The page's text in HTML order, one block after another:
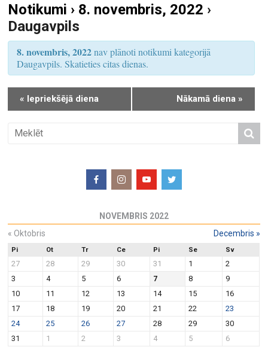
S
e
a
c
h
a
d
s
N
a
v
g
a
t
u
m
s
i
e
N
t
i
o
n
Notikumi › 8. novembris, 2022 ›
Daugavpils
8. novembris, 2022nav plānoti notikumi kategorijā
Daugavpils. Skatieties citas dienas.
« Iepriekšējā diena Nākamā diena »
NOVEMBRIS 2022
« Oktobris Decembris »
Pi Ot Tr Ce Pi Se Sv
27 28 29 30 31 1
2
3
4 5 6 7 8
9
10
11 12 13 14 15
16
17
18 19 20 21 22
23
24
25 26 27 28 29
30
31
1 2 3 4 5 6